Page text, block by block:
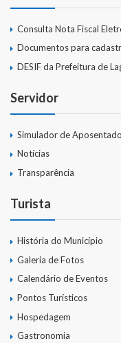
Consulta Nota Fiscal
Documentos para
DESIF da Prefeitura de
Servidor
Simulador de
Notícias
Transparência
Turista
História do Município
Galeria de Fotos
Calendário de Eventos
Pontos Turísticos
Hospedagem
Gastronomia